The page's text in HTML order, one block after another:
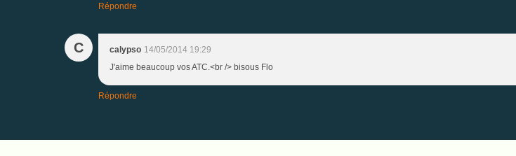
Répondre
C calypso 14/05/2014 19:29
J'aime beaucoup vos ATC.<br /> bisous Flo
Répondre